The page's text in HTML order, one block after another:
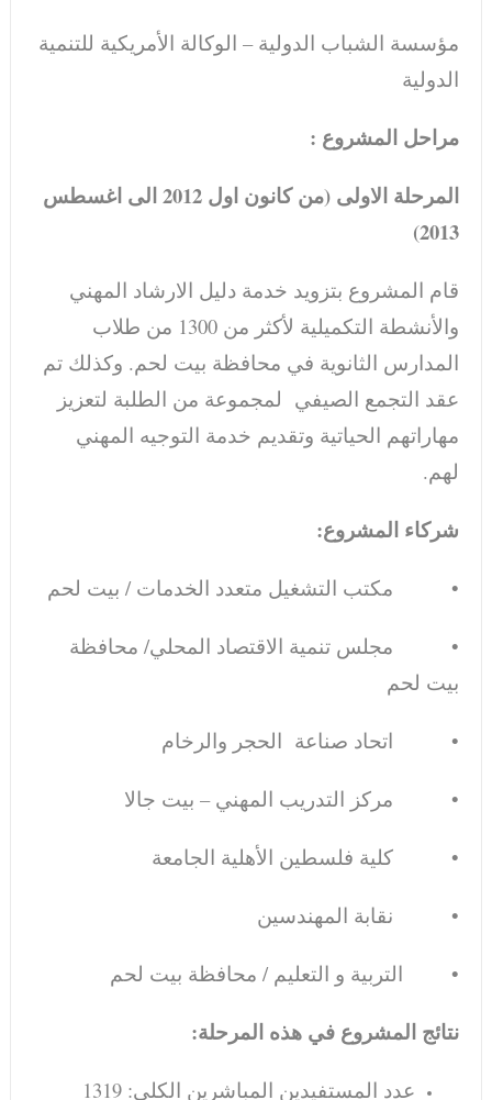
مؤسسة الشباب الدولية – الوكالة الأمريكية للتنمية
الدولية
مراحل المشروع :
المرحلة الاولى (من كانون اول 2012 الى اغسطس
2013)
قام المشروع بتزويد خدمة دليل الارشاد المهني
والأنشطة التكميلية لأكثر من 1300 من طلاب
المدارس الثانوية في محافظة بيت لحم. وكذلك تم
عقد التجمع الصيفي لمجموعة من الطلبة لتعزيز
مهاراتهم الحياتية وتقديم خدمة التوجيه المهني
لهم.
شركاء المشروع:
• مكتب التشغيل متعدد الخدمات / بيت لحم
• مجلس تنمية الاقتصاد المحلي/ محافظة
بيت لحم
• اتحاد صناعة الحجر والرخام
• مركز التدريب المهني – بيت جالا
• كلية فلسطين الأهلية الجامعة
• نقابة المهندسين
• التربية و التعليم / محافظة بيت لحم
نتائج المشروع في هذه المرحلة:
عدد المستفيدين المباشرين الكلي: 1319